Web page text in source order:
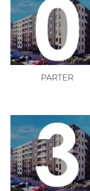
PARTER